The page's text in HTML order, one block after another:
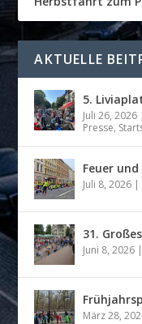
AKTUELLE
5.
Juli 26, 2026
Presse,
Feuer
Juli 8, 2026 |
31.
Juni 8, 2026 |
März 28,